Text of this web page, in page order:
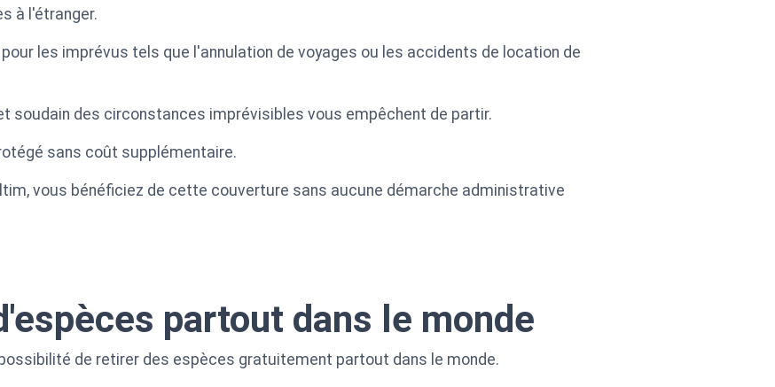
à l'étranger.
les imprévus tels que l'annulation de voyages ou les accidents de location de
soudain des circonstances imprévisibles vous empêchent de partir.
sans coût supplémentaire.
vous bénéficiez de cette couverture sans aucune démarche administrative
partout dans le monde
de retirer des espèces gratuitement partout dans le monde.